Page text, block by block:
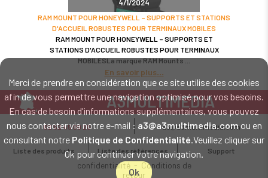
Merci de prendre en considération que ce site utilise des cookies
afin de vous permettre une navigation optimisé pour vos besoins.
En cas de besoin d'informations supplémentaires, vous pouvez
nous contacter via notre e-mail : a3@a3multimedia.comou en
consultant notre Politique de Confidentialité.Veuillez cliquer sur
Ok pour continuer votre navigation.
Ok
4/1/2024
RAM MOUNT POUR HONEYWELL – SUPPORTS ET STATIONS
D'ACCUEIL ROBUSTES POUR TERMINAUX MOBILES
RAM MOUNT POUR HONEYWELL – SUPPORTS ET
STATIONS D'ACCUEIL ROBUSTES POUR TERMINAUX
MOBILESLa marque RAM Mounts
En savoir plus
A3MULTIMEDIA
LE SPÉCIALISTE MATÉRIEL ET LOGICIEL CODE BARRE
Intervention sur tout le territoire : Cholet - Nantes - Angers - Rennes - Le
Mans - Bordeaux - Paris - Lille - Brest - Toulouse - Marseille - Poitiers -
Caen - Lyon - Reims - Lorient - Vannes - Quimper - Rouen
02 52 45 00 20 a3@a3multimedia.com
Liste des produits Liste des références Support
Mentions légales-Politique de
confidentialité - Conditions de
retour